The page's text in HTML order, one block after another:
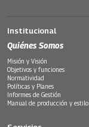
Institucional
Quiénes Somos
Misión y Visión
Objetivos y funciones
Normatividad
Políticas y Planes
Informes de Gestión
Manual de producción y estilo